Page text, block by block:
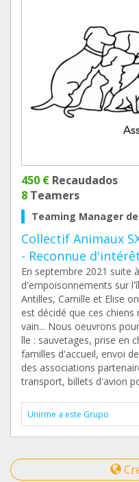
450 € Recaudados
8 Teamers
Teaming Manager
Collectif Animaux
- Reconnue
En septembre 2021 suite
d'empoisonnements sur
Antilles, Camille et Elise
est décidé que ces
vain... Nous oeuvrons
île : sauvetages, prise en
familles d'accueil, envoi
des associations
transport, billets d'avion
Unirme a este Grupo